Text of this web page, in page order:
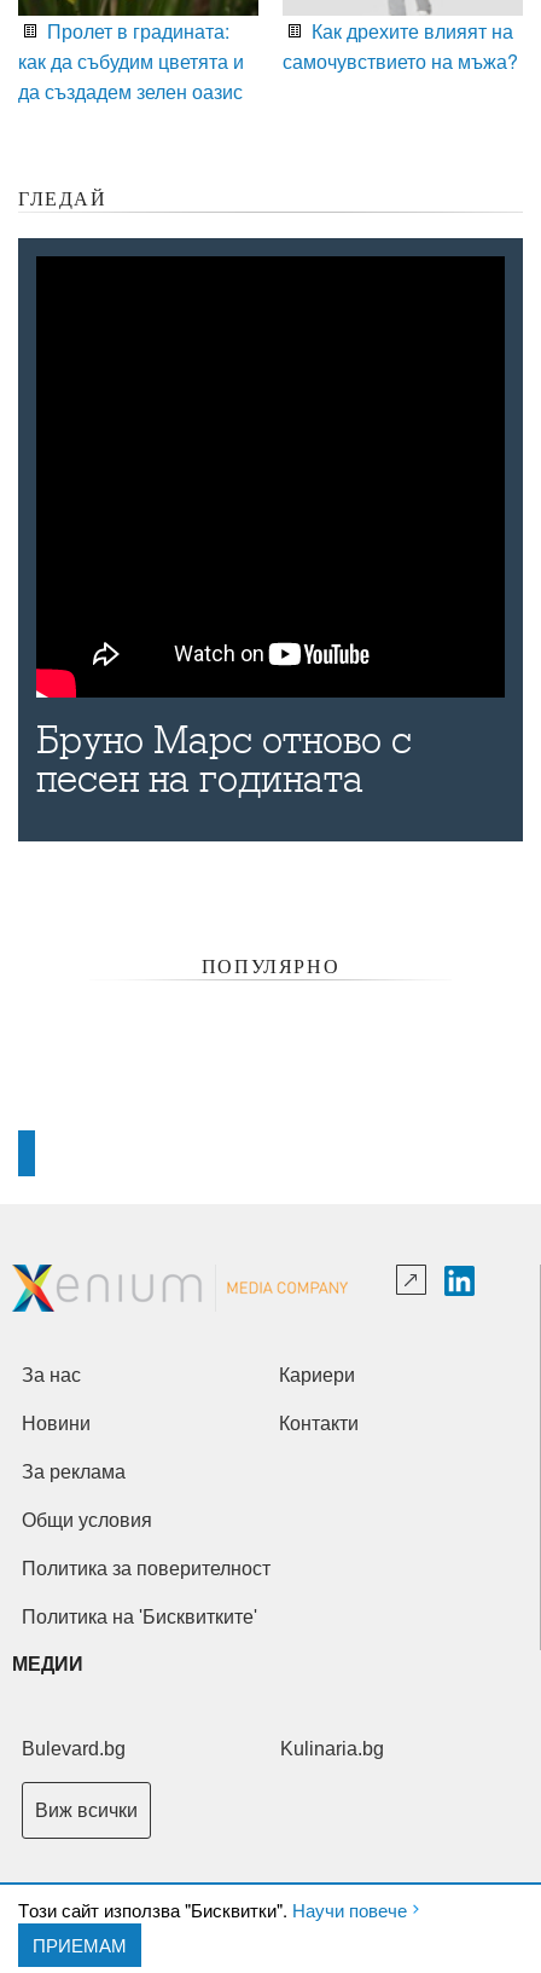
Пролет в градината:
как да събудим цветята и
да създадем зелен оазис
Как дрехите влияят на
самочувствието на мъжа?
ГЛЕДАЙ
Бруно Марс отново с
песен на годината
ПОПУЛЯРНО
Tози сайт използва "Бисквитки". Научи повече
ПРИЕМАМ
За нас Кариери
Новини Контакти
За реклама
Общи условия
Политика за поверителност
Политика на 'Бисквитките'
МЕДИИ
Bulevard.bg Kulinaria.bg
Виж всички
Copyright © 2026 Ксениум ООД. Всички права запазени.